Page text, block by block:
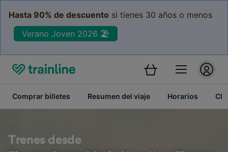
Hasta 90% de descuento si tienes 30 años o menos
Verano Joven 2026 🏖️
Comprar billetes Resumen del viaje Horarios
Trenes desde